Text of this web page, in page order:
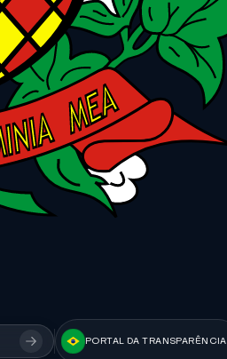
PORTAL DA TRANSPARÊNCIA